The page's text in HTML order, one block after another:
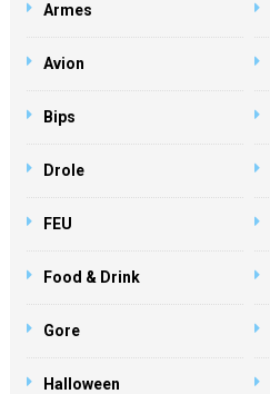
Armes
Avion
Bips
Drole
FEU
Food & Drink
Gore
Halloween